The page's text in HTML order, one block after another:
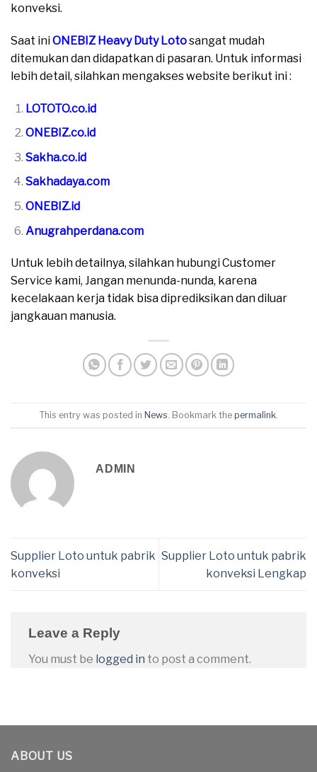
konveksi.
Saat iniONEBIZ Heavy Duty Lotosangat mudah
ditemukan dan didapatkan di pasaran. Untuk informasi
lebih detail, silahkan mengakses website berikut ini :
LOTOTO.co.id
ONEBIZ.co.id
Sakha.co.id
Sakhadaya.com
ONEBIZ.id
Anugrahperdana.com
Untuk lebih detailnya, silahkan hubungi Customer
Service kami, Jangan menunda-nunda, karena
kecelakaan kerja tidak bisa diprediksikan dan diluar
jangkauan manusia.
This entry was posted in News . Bookmark the permalink
ADMIN
Supplier Loto untuk pabrik
konveksi
Supplier Loto untuk pabrik
konveksi Lengkap
Leave a Reply
You must be logged in to post a comment.
ABOUT US